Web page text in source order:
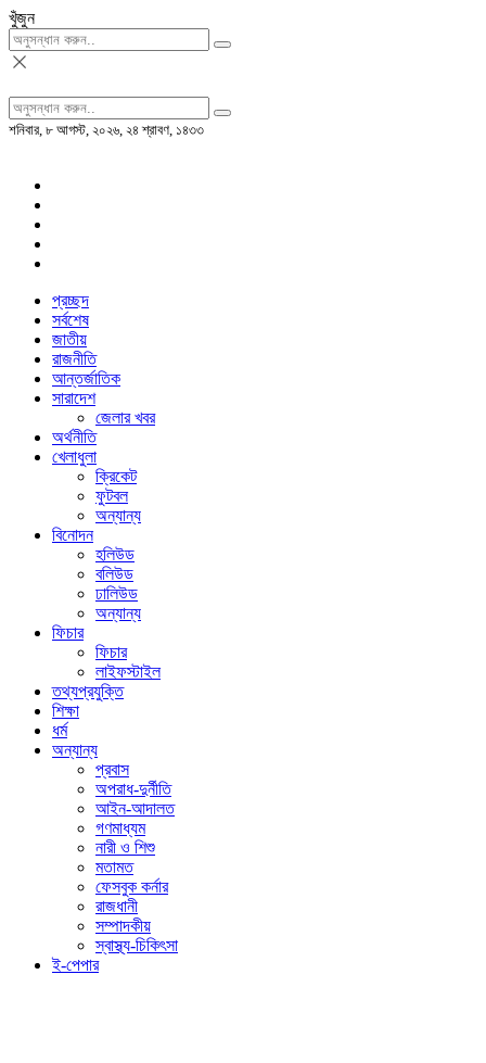
খুঁজুন
শনিবার, ৮ আগস্ট, ২০২৬, ২৪ শ্রাবণ, ১৪৩৩
প্রচ্ছদ
সর্বশেষ
জাতীয়
রাজনীতি
আন্তর্জাতিক
সারাদেশ
জেলার খবর
অর্থনীতি
খেলাধুলা
ক্রিকেট
ফুটবল
অন্যান্য
বিনোদন
হলিউড
বলিউড
ঢালিউড
অন্যান্য
ফিচার
ফিচার
লাইফস্টাইল
তথ্যপ্রযুক্তি
শিক্ষা
ধর্ম
অন্যান্য
প্রবাস
অপরাধ-দুর্নীতি
আইন-আদালত
গণমাধ্যম
নারী ও শিশু
মতামত
ফেসবুক কর্নার
রাজধানী
সম্পাদকীয়
স্বাস্থ্য-চিকিৎসা
ই-পেপার